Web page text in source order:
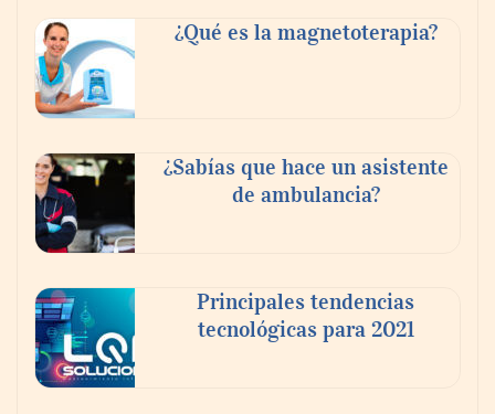
buscan proyectar talento mexicano y
fortalecer el turismo médico
En el Día de la Cerveza, Grupo Modelo
¿Qué es la magnetoterapia?
¿Sabías que hace un asistente
de ambulancia?
Principales tendencias
tecnológicas para 2021